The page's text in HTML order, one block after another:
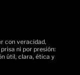
con veracidad,
ni por presión:
útil, clara, ética y